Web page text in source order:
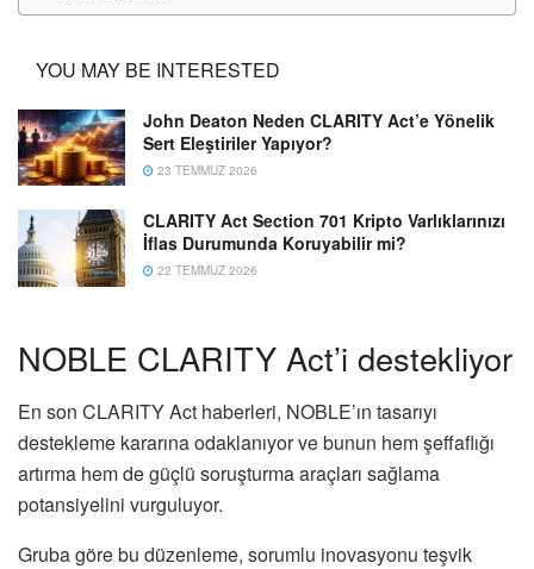
YOU MAY BE INTERESTED
John Deaton Neden CLARITY Act’e Yönelik
Sert Eleştiriler Yapıyor?
23 TEMMUZ 2026
CLARITY Act Section 701 Kripto Varlıklarınızı
İflas Durumunda Koruyabilir mi?
22 TEMMUZ 2026
NOBLE CLARITY Act’i destekliyor
En son CLARITY Act haberleri, NOBLE’ın tasarıyı
destekleme kararına odaklanıyor ve bunun hem şeffaflığı
artırma hem de güçlü soruşturma araçları sağlama
potansiyelini vurguluyor.
Gruba göre bu düzenleme, sorumlu inovasyonu teşvik